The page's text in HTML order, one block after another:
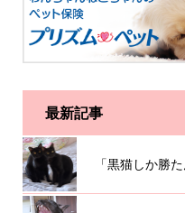
最新記事
「黒猫しか勝